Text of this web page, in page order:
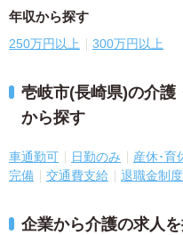
年収から探す
250万円以上 300万円以上
壱岐市(長崎県)の介護
から探す
車通勤可 日勤のみ 産休･育
完備
交通費支給 退職金制
企業から介護の求人